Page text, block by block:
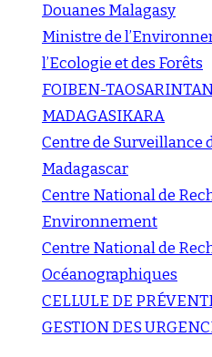
Douanes Malagasy
Ministre de
l’Ecologie et des Forêts
FOIBEN-
MADAGASIKARA
Centre de Surveillance
Madagascar
Centre National de
Environnement
Centre National de
Océanographiques
CELLULE DE
GESTION DES